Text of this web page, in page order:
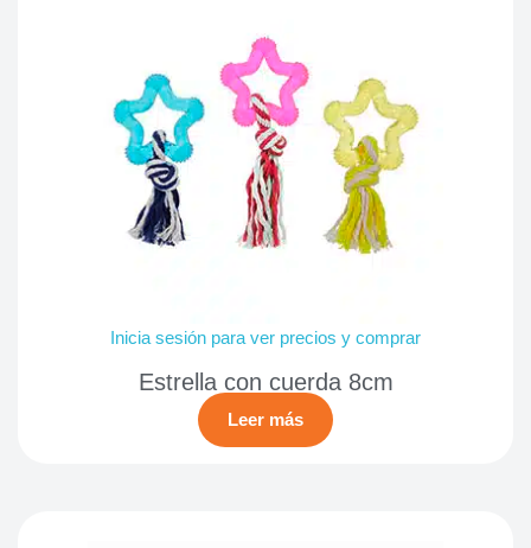
Inicia sesión para ver precios y comprar
Estrella con cuerda 8cm
Leer más